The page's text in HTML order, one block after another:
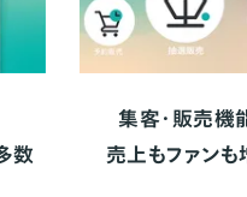
数
集客・販売機
売上もファンも